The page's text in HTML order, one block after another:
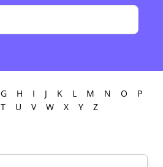
G H I J K L M N O
P
T U V W X Y Z